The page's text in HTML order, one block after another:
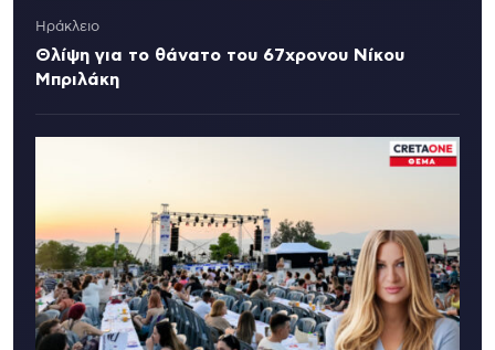
Ηράκλειο
Θλίψη για το θάνατο του 67χρονου Νίκου
Μπριλάκη